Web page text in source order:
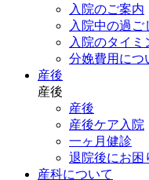
入院のご案内
入院中の過ご
入院のタイミ
分娩費用につ
産後
産後
産後
産後ケア入院
一ヶ月健診
退院後にお困
産科について